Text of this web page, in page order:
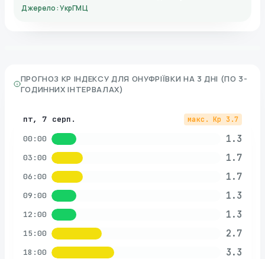
Джерело: УкрГМЦ
ПРОГНОЗ KP ІНДЕКСУ ДЛЯ ОНУФРІЇВКИ НА 3 ДНІ (ПО 3-
ГОДИННИХ ІНТЕРВАЛАХ)
пт, 7 серп. макс. Kp 3.7
00:00 1.3
03:00 1.7
06:00 1.7
09:00 1.3
12:00 1.3
15:00 2.7
18:00 3.3